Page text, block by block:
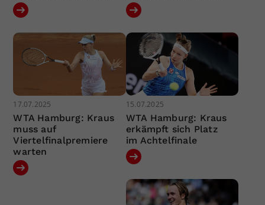
17.07.2025
WTA Hamburg: Kraus
muss auf
Viertelfinalpremiere
warten
15.07.2025
WTA Hamburg: Kraus
erkämpft sich Platz
im Achtelfinale